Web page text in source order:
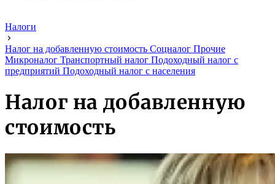
Налоги
Налог на добавленную стоимость Соцналог Прочие
Микроналог Транспортный налог Подоходный налог с
предприятий Подоходный налог с населения
Налог на добавленную
стоимость